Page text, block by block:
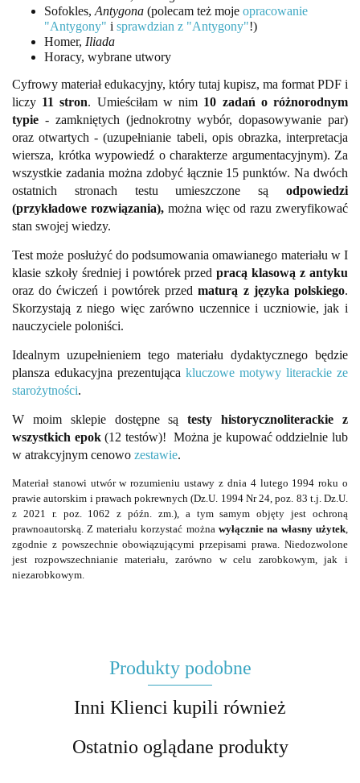
Sofokles, Antygona (polecam też moje opracowanie
"Antygony" i sprawdzian z "Antygony"!)
Homer, Iliada
Horacy, wybrane utwory
Cyfrowy materiał edukacyjny, który tutaj kupisz, ma format PDF i
liczy 11 stron. Umieściłam w nim 10 zadań o różnorodnym
typie - zamkniętych (jednokrotny wybór, dopasowywanie par)
oraz otwartych - (uzupełnianie tabeli, opis obrazka, interpretacja
wiersza, krótka wypowiedź o charakterze argumentacyjnym). Za
wszystkie zadania można zdobyć łącznie 15 punktów. Na dwóch
ostatnich stronach testu umieszczone są odpowiedzi
(przykładowe rozwiązania),można więc od razu zweryfikować
stan swojej wiedzy.
Test może posłużyć do podsumowania omawianego materiału w I
klasie szkoły średniej i powtórek przedpracą klasową z antyku
oraz do ćwiczeń i powtórek przedmaturą z języka polskiego.
Skorzystają z niego więc zarówno uczennice i uczniowie, jak i
nauczyciele poloniści.
Idealnym uzupełnieniem tego materiału dydaktycznego będzie
plansza edukacyjna prezentująca kluczowe motywy literackie ze
starożytności.
W moim sklepie dostępne są testy historycznoliterackie z
wszystkich epok(12 testów)! Można je kupować oddzielnie lub
w atrakcyjnym cenowo zestawie.
Materiał stanowi utwór w rozumieniu ustawy z dnia 4 lutego 1994 roku o
prawie autorskim i prawach pokrewnych (Dz.U. 1994 Nr 24, poz. 83 t.j. Dz.U.
z 2021 r. poz. 1062 z późn. zm.), a tym samym objęty jest ochroną
prawnoautorską. Z materiału korzystać można wyłącznie na własny użytek
zgodnie z powszechnie obowiązującymi przepisami prawa. Niedozwolone
jest rozpowszechnianie materiału, zarówno w celu zarobkowym, jak i
niezarobkowym.
Produkty podobne
Inni Klienci kupili również
Ostatnio oglądane produkty